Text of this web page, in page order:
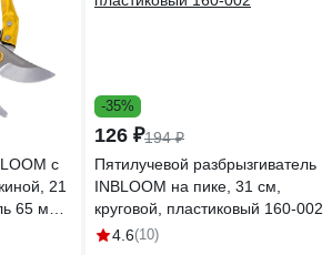
с
21
65 м
-35%
126 ₽194 ₽
Пятилучевой разбрызгиватель
INBLOOM на пике, 31 см,
круговой, пластиковый 160-002
4.6(10)